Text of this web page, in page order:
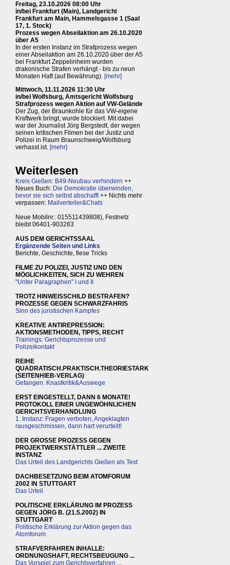
Freitag, 23.10.2026 08:00 Uhr
in/bei Frankfurt (Main), Landgericht
Frankfurt am Main, Hammelsgasse 1 (Saal
17, 1. Stock)
Prozess wegen Abseilaktion am 26.10.2020
über A5
In der ersten Instanz im Strafprozess wegen
einer Abseilaktion am 26.10.2020 über der A5
bei Frankfurt Zeppelinheim wurden
drakonische Strafen verhängt - bis zu neun
Monaten Haft (auf Bewährung). [mehr]
Mittwoch, 11.11.2026 11:30 Uhr
in/bei Wolfsburg, Amtsgericht Wolfsburg
Strafprozess wegen Aktion auf VW-Gelände
Der Zug, der Braunkohle für das VW-eigene
Kraftwerk bringt, wurde blockiert. Mit dabei
war der Journalist Jörg Bergstedt, der wegen
seinen kritischen Filmen bei der Justiz und
Polizei in Raum Braunschweig/Wolfsburg
verhasst ist. [mehr]
Weiterlesen
Kreis Gießen: B49-Neubau verhindern ++
Neues Buch: Die Demokratie überwinden,
bevor sie sich selbst abschafft++ Nichts mehr
verpassen: Mailverteiler&Chats
Neue Mobilnr.: 015511439808), Festnetz
bleibt 06401-903283
AUS DEM GERICHTSSAAL
Ergänzende Seiten und Links
Berichte, Geschichte, fiese Tricks
FILME ZU POLIZEI, JUSTIZ UND DEN
MÖGLICHKEITEN, SICH ZU WEHREN
"Unter Paragraphen" I und II
TROTZ HINWEISSCHILD BESTRAFEN?
PROZESSE GEGEN SCHWARZFAHRIS
Sinn des juristischen Kampfes
KREATIVE ANTIREPRESSION:
AKTIONSMETHODEN, TIPPS, RECHT
Trainings: Gerichtsprozesse und
Polizeikontakt
REIHE
QUADRATISCH.PRAKTISCH.THEORIESTARK
(SEITENHIEB-VERLAG)
Gefangen: Knastkritik&Auswege
ERST EINGESTELLT, DANN 6 MONATE!
PROTOKOLL EINER UNGEWÖHNLICHEN
GERICHTSVERHANDLUNG
1. Instanz: Fragen verboten, Angeklagten
rausgeschmissen, dann hart verurteilt!
DER GROSSE PROZESS GEGEN
PROJEKTWERKSTÄTTLER ... ZWEITE
INSTANZ
Das Urteil des Landgerichts Gießen als Text
DACHBESETZUNG BEIM ATOMFORUM
2002 IN STUTTGART
Das Urteil
POLITISCHE ERKLÄRUNG IM PROZESS
GEGEN JÖRG B. (21.5.2002) IN
STUTTGART
Politische Erklärung zur Aktion gegen das
Atomforum
STRAFVERFAHREN INHALLE:
ORDNUNGSHAFT, RECHTSBEUGUNG ...
Das Vorspiel zum Gerichtsverfahren ...